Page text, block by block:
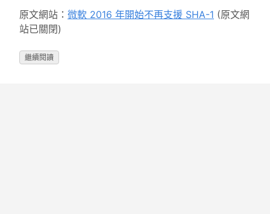
原文網站： 微軟 2016 年開始不再支援 SHA-1 (原文網
站已關閉)
繼續閱讀